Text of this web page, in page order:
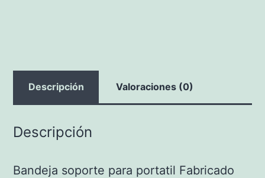
Descripción Valoraciones (0)
Descripción
Bandeja soporte para portatil Fabricado